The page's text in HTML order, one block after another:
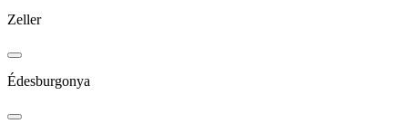
Zeller
Édesburgonya